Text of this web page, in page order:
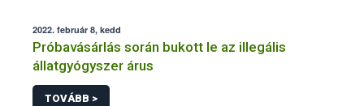
2022. február 8, kedd
Próbavásárlás során bukott le az illegális
állatgyógyszer árus
TOVÁBB >